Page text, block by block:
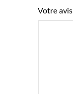
Votre avis